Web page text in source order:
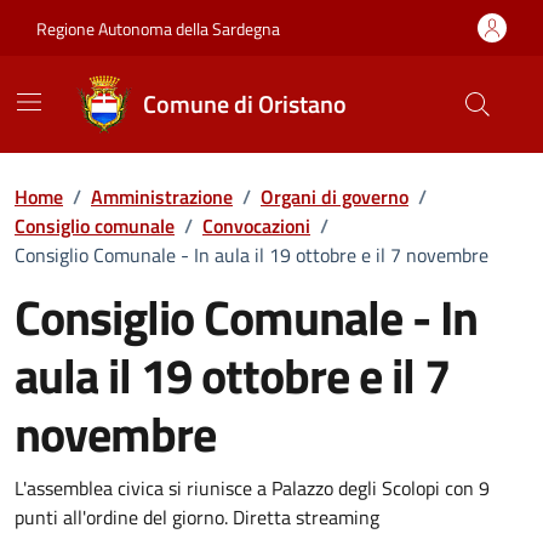
Regione Autonoma della Sardegna
Comune di Oristano
Home / Amministrazione / Organi di governo /
Consiglio comunale / Convocazioni /
Consiglio Comunale - In aula il 19 ottobre e il 7 novembre
Consiglio Comunale - In
aula il 19 ottobre e il 7
novembre
???portal.DettaglioConvocazione???
L'assemblea civica si riunisce a Palazzo degli Scolopi con 9
punti all'ordine del giorno. Diretta streaming